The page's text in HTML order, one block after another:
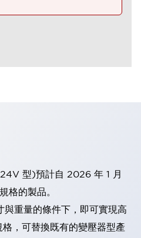
型)預計自 2026 年 1 月
格的製品。
重量的條件下，即可實現高
，可替換既有的變壓器型產